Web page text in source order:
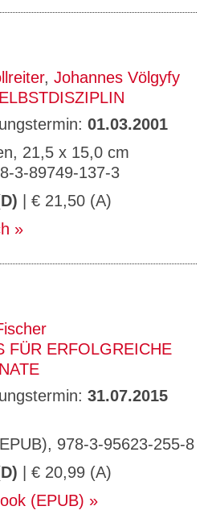
, Johannes Völgyfy
01.03.2001
21,5 x 15,0 cm
3-89749-137-3
| € 21,50 (A)
FÜR ERFOLGREICHE
31.07.2015
978-3-95623-255-8
| € 20,99 (A)
(EPUB)